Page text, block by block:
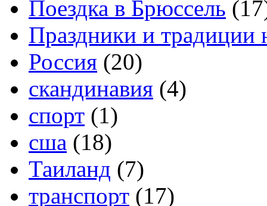
Поездка в Брюссель
Праздники и традиции
Россия (20)
скандинавия (4)
спорт (1)
сша (18)
Таиланд (7)
транспорт (17)